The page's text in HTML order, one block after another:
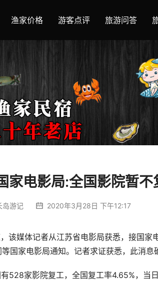
渔家价格 游客点评 旅游问答
家电影局:全国影院暂不
岛游记 2020年3月28日 下午12:17
该媒体记者从江苏省电影局获悉，接国家
国家电影局通知。记者求证获悉，此消息
528家影院复工，全国复工率4.65%，当